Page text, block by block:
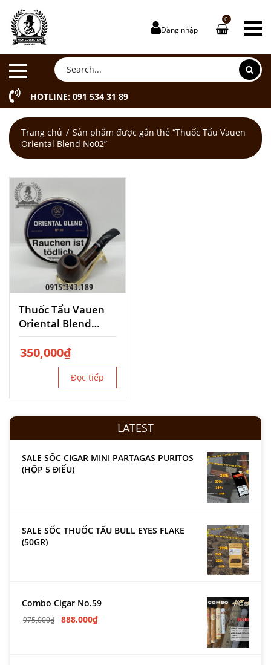
Đăng nhập
0
HOTLINE: 091 534 31 89
Trang chủ
Sản phẩm được gắn thẻ “Thuốc Tẩu Vauen
Oriental Blend No02”
Thuốc Tẩu Vauen
Oriental Blend
No02
350,000₫
Đọc tiếp
LATEST
SALE SỐC CIGAR MINI PARTAGAS PURITOS
(HỘP 5 ĐIẾU)
SALE SỐC THUỐC TẨU BULL EYES FLAKE
(50GR)
Combo Cigar No.59
975,000₫ 888,000₫